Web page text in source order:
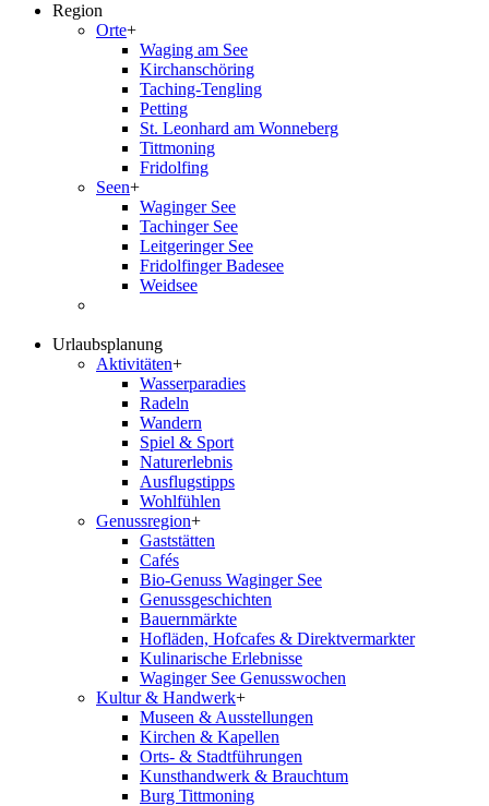
Region
Orte+
Waging am See
Kirchanschöring
Taching-Tengling
Petting
St. Leonhard am Wonneberg
Tittmoning
Fridolfing
Seen+
Waginger See
Tachinger See
Leitgeringer See
Fridolfinger Badesee
Weidsee
Urlaubsplanung
Aktivitäten+
Wasserparadies
Radeln
Wandern
Spiel & Sport
Naturerlebnis
Ausflugstipps
Wohlfühlen
Genussregion+
Gaststätten
Cafés
Bio-Genuss Waginger See
Genussgeschichten
Bauernmärkte
Hofläden, Hofcafes & Direktvermarkter
Kulinarische Erlebnisse
Waginger See Genusswochen
Kultur & Handwerk+
Museen & Ausstellungen
Kirchen & Kapellen
Orts- & Stadtführungen
Kunsthandwerk & Brauchtum
Burg Tittmoning